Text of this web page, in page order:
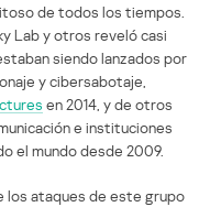
de todos los tiempos.
Lab y otros reveló casi
siendo lanzados por
y cibersabotaje,
en 2014, y de otros
e instituciones
el mundo desde 2009.
los ataques de este grupo